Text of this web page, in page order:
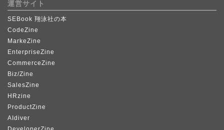
運営サイト
SEBook 翔泳社の本
CodeZine
MarkeZine
EnterpriseZine
CommerceZine
Biz/Zine
SalesZine
HRzine
ProductZine
AIdiver